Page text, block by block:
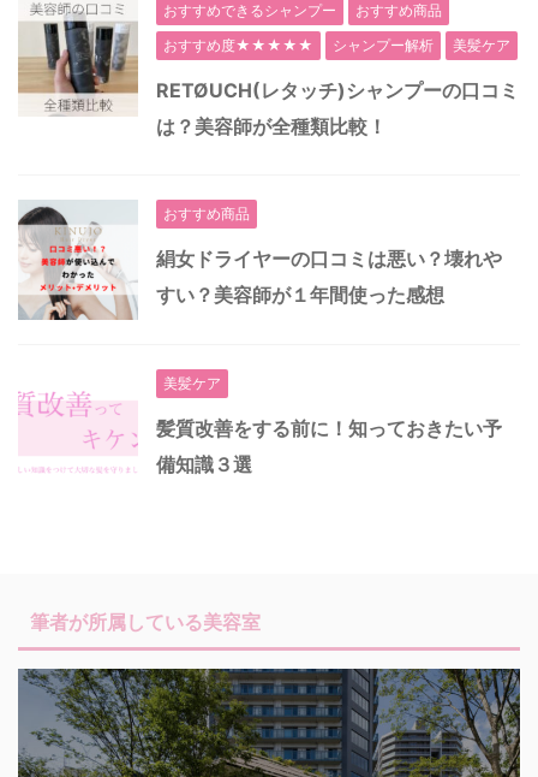
おすすめできるシャンプー
おすすめ商品
おすすめ度★★★★★
シャンプー解析 美髪ケア
RETØUCH(レタッチ)シャンプーの口コミ
は？美容師が全種類比較！
おすすめ商品
絹女ドライヤーの口コミは悪い？壊れや
すい？美容師が１年間使った感想
美髪ケア
髪質改善をする前に！知っておきたい予
備知識３選
筆者が所属している美容室